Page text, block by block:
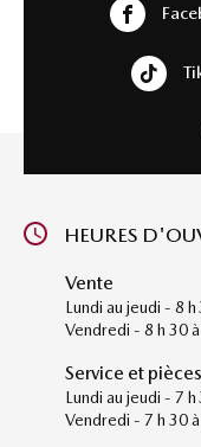
HEURES
Vente
Lundi au jeudi - 8 h
Vendredi - 8 h 30 à
Service et pièces
Lundi au jeudi - 7
Vendredi - 7 h 30 à